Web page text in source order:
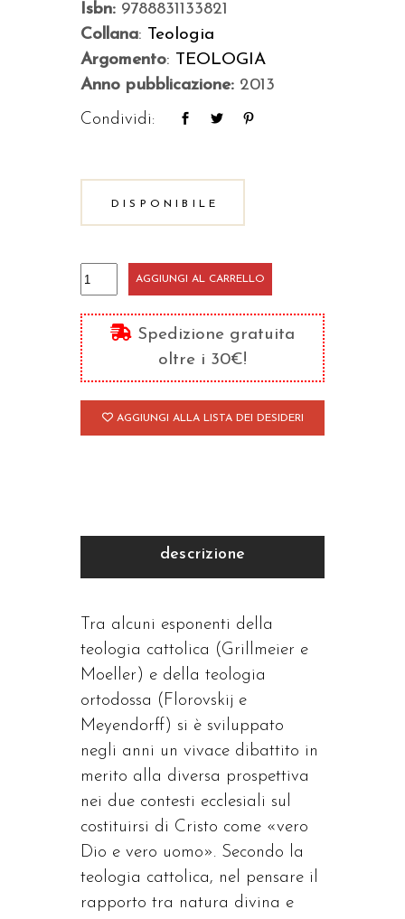
Isbn: 9788831133821
Collana: Teologia
Argomento: TEOLOGIA
Anno pubblicazione: 2013
Condividi:
DISPONIBILE
Il
Logos
teandrico
quantità
AGGIUNGI AL CARRELLO
Spedizione gratuita
oltre i 30€!
AGGIUNGI ALLA LISTA DEI DESIDERI
descrizione
Tra alcuni esponenti della
teologia cattolica (Grillmeier e
Moeller) e della teologia
ortodossa (Florovskij e
Meyendorff) si è sviluppato
negli anni un vivace dibattito in
merito alla diversa prospettiva
nei due contesti ecclesiali sul
costituirsi di Cristo come «vero
Dio e vero uomo». Secondo la
teologia cattolica, nel pensare il
rapporto tra natura divina e